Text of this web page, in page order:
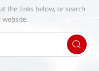
the links below, or search
website.